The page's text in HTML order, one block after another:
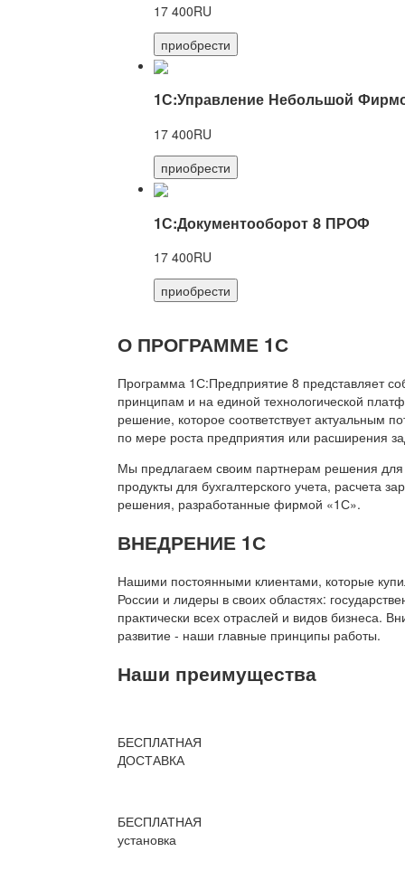
17 400RU
приобрести
1С:Управление Небольшой
17 400RU
приобрести
1С:Документооборот 8 ПРОФ
17 400RU
приобрести
О ПРОГРАММЕ 1С
Программа 1С:Предприятие 8 представляет
принципам и на единой технологической
решение, которое соответствует актуальным
по мере роста предприятия или расширения
Мы предлагаем своим партнерам решения для
продукты для бухгалтерского учета, расчета
решения, разработанные фирмой «1С».
ВНЕДРЕНИЕ 1С
Нашими постоянными клиентами, которые
России и лидеры в своих областях:
практически всех отраслей и видов бизнеса.
развитие - наши главные принципы работы.
Наши преимущества
БЕСПЛАТНАЯ
ДОСТАВКА
БЕСПЛАТНАЯ
установка